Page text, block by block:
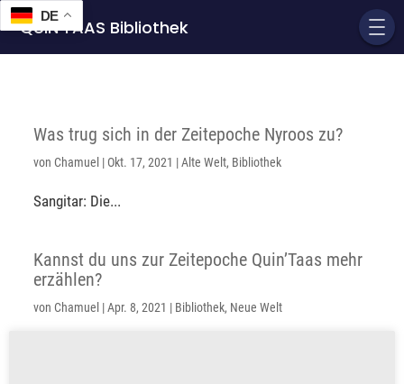
QUIN'TAAS Bibliothek
Was trug sich in der Zeitepoche Nyroos zu?
vonChamuel | Okt. 17, 2021 |Alte Welt, Bibliothek
Sangitar: Die...
Kannst du uns zur Zeitepoche Quin’Taas mehr
erzählen?
vonChamuel |Apr. 8, 2021 | Bibliothek, Neue Welt
DE